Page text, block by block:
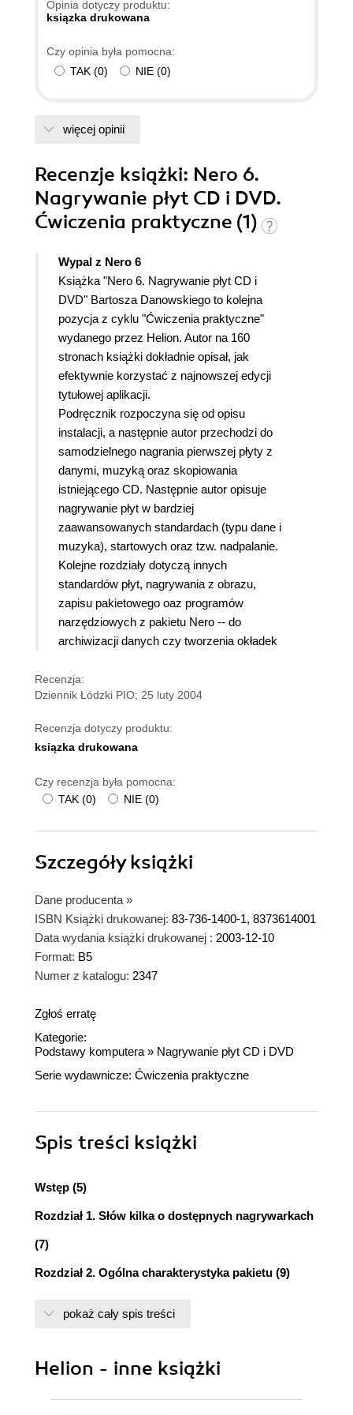
Opinia dotyczy produktu:
ksiązka drukowana
Czy opinia była pomocna:
TAK (0) NIE (0)
więcej opinii
Recenzje książki: Nero 6.
Nagrywanie płyt CD i DVD.
Ćwiczenia praktyczne (1)
Wypal z Nero 6
Książka "Nero 6. Nagrywanie płyt CD i
DVD" Bartosza Danowskiego to kolejna
pozycja z cyklu "Ćwiczenia praktyczne"
wydanego przez Helion. Autor na 160
stronach książki dokładnie opisał, jak
efektywnie korzystać z najnowszej edycji
tytułowej aplikacji.
Podręcznik rozpoczyna się od opisu
instalacji, a następnie autor przechodzi do
samodzielnego nagrania pierwszej płyty z
danymi, muzyką oraz skopiowania
istniejącego CD. Następnie autor opisuje
nagrywanie płyt w bardziej
zaawansowanych standardach (typu dane i
muzyka), startowych oraz tzw. nadpalanie.
Kolejne rozdziały dotyczą innych
standardów płyt, nagrywania z obrazu,
zapisu pakietowego oaz programów
narzędziowych z pakietu Nero -- do
archiwizacji danych czy tworzenia okładek
Recenzja:
Dziennik Łódzki PIO; 25 luty 2004
Recenzja dotyczy produktu:
ksiązka drukowana
Czy recenzja była pomocna:
TAK (0) NIE (0)
Szczegółyksiążki
Dane producenta »
ISBN Książki drukowanej: 83-736-1400-1, 8373614001
Data wydania książki drukowanej : 2003-12-10
Format: B5
Numer z katalogu: 2347
Zgłoś erratę
Kategorie:
Podstawy komputera » Nagrywanie płyt CD i DVD
Serie wydawnicze: Ćwiczenia praktyczne
Spis treści książki
Wstęp (5)
Rozdział 1. Słów kilka o dostępnych nagrywarkach
(7)
Rozdział 2. Ogólna charakterystyka pakietu (9)
Instalacja (13)
Spolszczenie (18)
pokaż cały spis treści
Helion - inne książki